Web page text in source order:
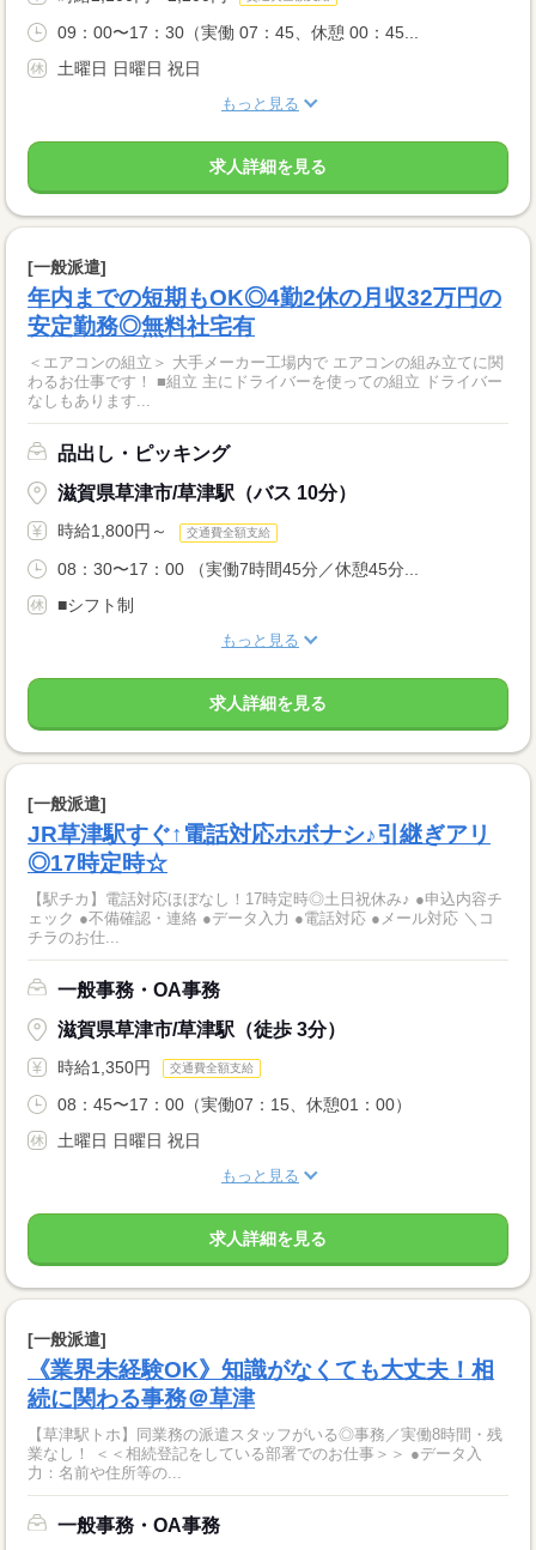
09：00〜17：30（実働 07：45、休憩 00：45...
土曜日 日曜日 祝日
もっと見る
求人詳細を見る
[一般派遣]
年内までの短期もOK◎4勤2休の月収32万円の
安定勤務◎無料社宅有
＜エアコンの組立＞ 大手メーカー工場内で エアコンの組み立てに関
わるお仕事です！ ■組立 主にドライバーを使っての組立 ドライバー
なしもあります...
品出し・ピッキング
滋賀県草津市/草津駅（バス 10分）
時給1,800円～ 交通費全額支給
08：30〜17：00 （実働7時間45分／休憩45分...
■シフト制
もっと見る
求人詳細を見る
[一般派遣]
JR草津駅すぐ↑電話対応ホボナシ♪引継ぎアリ
◎17時定時☆
【駅チカ】電話対応ほぼなし！17時定時◎土日祝休み♪ ●申込内容チ
ェック ●不備確認・連絡 ●データ入力 ●電話対応 ●メール対応 ＼コ
チラのお仕...
一般事務・OA事務
滋賀県草津市/草津駅（徒歩 3分）
時給1,350円 交通費全額支給
08：45〜17：00（実働07：15、休憩01：00）
土曜日 日曜日 祝日
もっと見る
求人詳細を見る
[一般派遣]
《業界未経験OK》知識がなくても大丈夫！相
続に関わる事務＠草津
【草津駅トホ】同業務の派遣スタッフがいる◎事務／実働8時間・残
業なし！ ＜＜相続登記をしている部署でのお仕事＞＞ ●データ入
力：名前や住所等の...
一般事務・OA事務